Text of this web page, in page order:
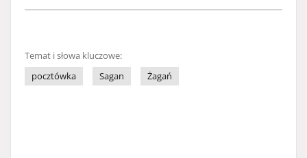
Temat i słowa kluczowe:
pocztówka
Sagan Żagań